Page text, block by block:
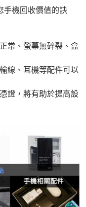
手機回收價值的訣
常、螢幕無碎裂、盒
線、耳機等配件可以
證，將有助於提高設